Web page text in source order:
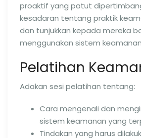
proaktif yang patut
kesadaran tentang praktik
dan tunjukkan kepada mereka
menggunakan sistem
Pelatihan
Adakan sesi pelatihan tentang:
Cara mengenali dan
sistem keamanan yang
Tindakan yang harus